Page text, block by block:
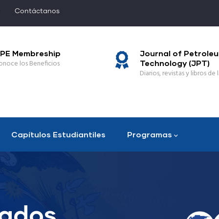
Contáctanos
Membreship
los Beneficios
Journal of
Technology (JPT)
Diarios, revistas y libros de
Capítulos Estudiantiles Programas